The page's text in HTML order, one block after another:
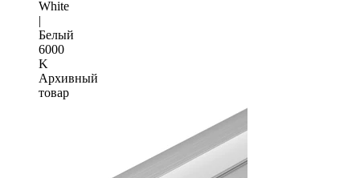
White
|
Белый
6000
K
Архивный
товар